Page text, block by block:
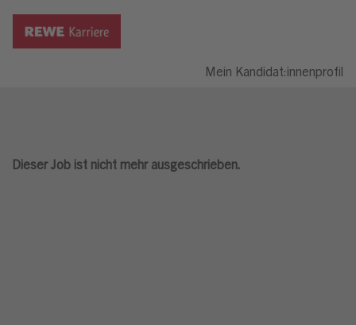
Mein Kandidat:innenprofil
Dieser Job ist nicht mehr ausgeschrieben.